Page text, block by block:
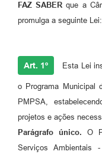
Enquete
Agenda
SIC
Contato
FAZ SABERque a
promulga a seguinte Lei:
Art. 1º Esta Lei
o Programa Municipal
PMPSA,
projetos e ações
Parágrafo único. O
Serviços Ambientais